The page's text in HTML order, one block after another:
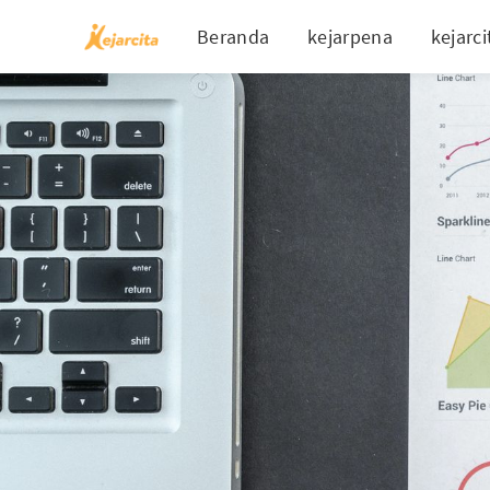
Beranda kejarpena